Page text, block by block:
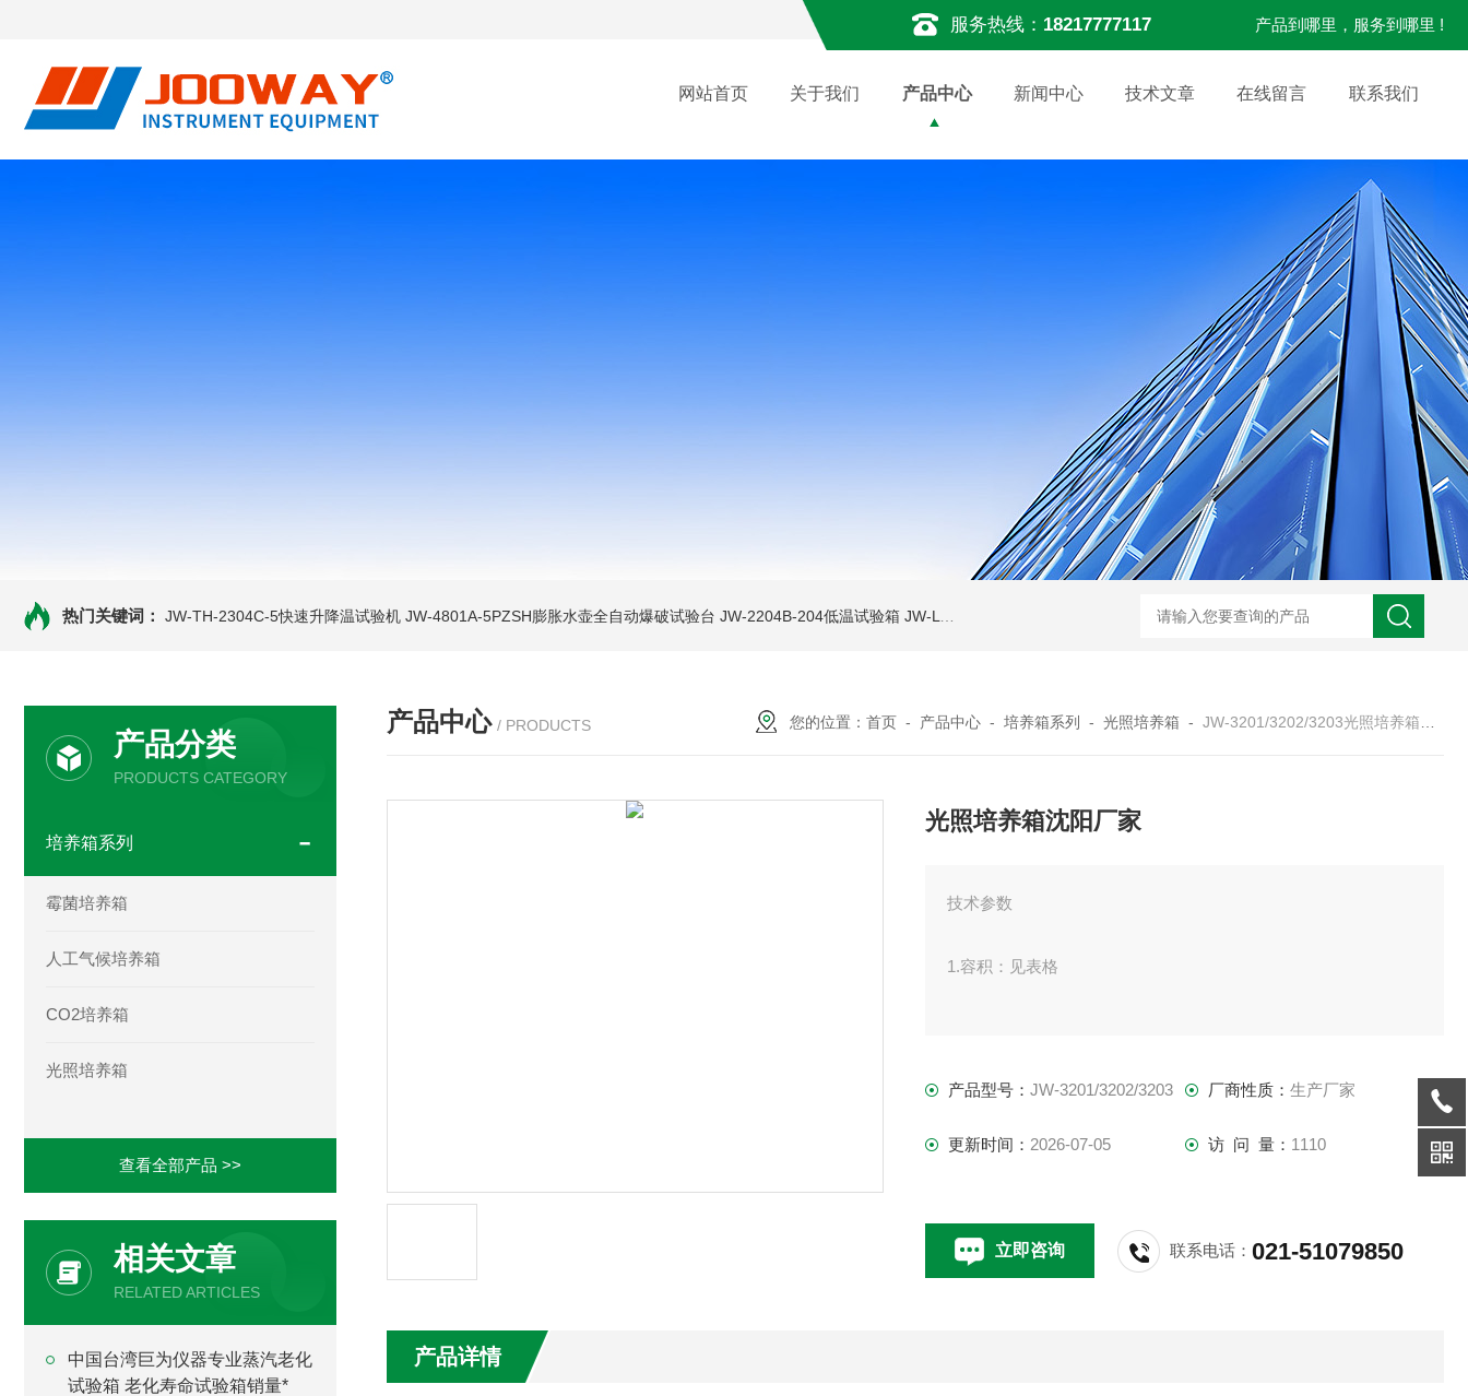
服务热线： 18217777117 产品到哪里，服务到哪里 !
网站首页 关于我们 产品中心 新闻中心 技术文章 在线留言 联系我们
热门关键词： JW-TH-2304C-5快速升降温试验机 JW-4801A-5PZSH膨胀水壶全自动爆破试验台 JW-2204B-204低温试验箱 JW-LY-JZX955储能集装箱、新能源箱变淋雨试验房 JW-5405A复合盐雾试验箱
产品分类
PRODUCTS CATEGORY
培养箱系列
霉菌培养箱
人工气候培养箱
CO2培养箱
光照培养箱
查看全部产品 >>
相关文章
RELATED ARTICLES
中国台湾巨为仪器专业蒸汽老化
试验箱 老化寿命试验箱销量*
产品中心 / PRODUCTS 您的位置：首页 - 产品中心 -培养箱系列 -光照培养箱 -JW-3201/3202/3203光照培养箱沈阳厂家
光照培养箱沈阳厂家
技术参数
1.容积：见表格
3.温度波动度：&amp;amp;#177;0.5℃
4.温度均匀度：&amp;amp;#177;1℃
5.光照度:0-3500-5000LX
光照可选，例：种子发芽可选3500LX,幼苗生长可选7500LX或以
产品型号：JW-3201/3202/3203 厂商性质： 生产厂家
更新时间： 2026-07-05 访 问 量： 1110
立即咨询 联系电话：021-51079850
产品详情